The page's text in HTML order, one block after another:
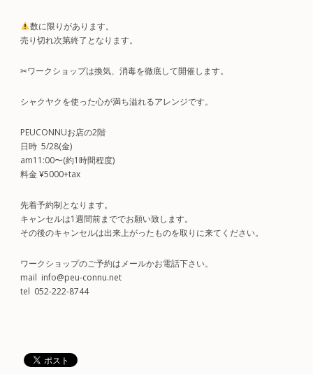
数に限りがあります。
売り切れ次第終了となります。
✂︎ワークショップは換気、消毒を徹底して開催します。
シャクヤクを使った心が満ち溢れるアレンジです。
PEUCONNUお店の2階
日時 5/28(金)
am11:00〜(約1時間程度)
料金 ¥5000+tax
先着予約制となります。
キャンセルは1週間前まででお願い致します。
その後のキャンセルは出来上がったものを取りに来てください。
ワークショップのご予約はメールかお電話下さい。
mail info@peu-connu.net
tel 052-222-8744